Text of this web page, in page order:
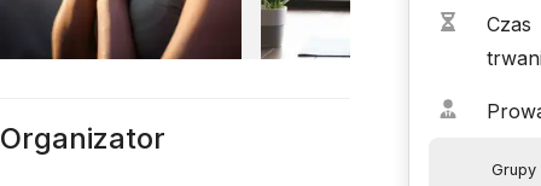
Czas
Grupy
Organizator